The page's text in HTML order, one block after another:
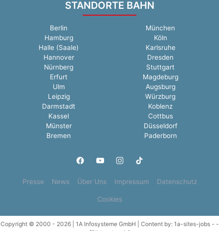
STANDORTE BAHN
Berlin
München
Hamburg
Köln
Halle (Saale)
Karlsruhe
Hannover
Dresden
Nürnberg
Stuttgart
Erfurt
Magdeburg
Ulm
Augsburg
Leipzig
Würzburg
Darmstadt
Koblenz
Kassel
Cottbus
Münster
Düsseldorf
Bremen
Paderborn
Presse News Über Uns Impressum Datenschutz
Cookies
Copyright © 2000 - 2026 | 1A Infosysteme GmbH | Content by: 1a-sites-jobs - -